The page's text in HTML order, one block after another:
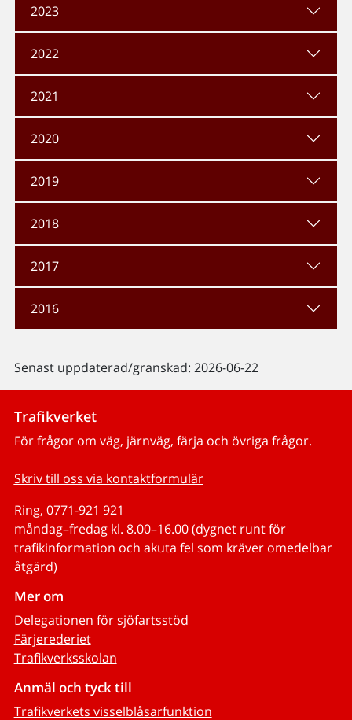
2023
2022
2021
2020
2019
2018
2017
2016
Senast uppdaterad/granskad: 2026-06-22
Trafikverket
För frågor om väg, järnväg, färja och övriga frågor.
Skriv till oss via kontaktformulär
Ring, 0771-921 921
måndag–fredag kl. 8.00–16.00 (dygnet runt för
trafikinformation och akuta fel som kräver omedelbar
åtgärd)
Mer om
Delegationen för sjöfartsstöd
Färjerederiet
Trafikverksskolan
Anmäl och tyck till
Trafikverkets visselblåsarfunktion